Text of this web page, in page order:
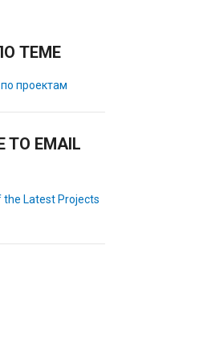
ТЕМЕ
проектам
TO EMAIL
the Latest Projects